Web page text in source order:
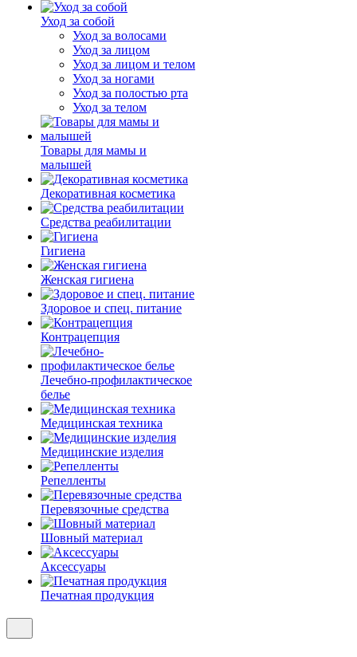
Уход за собой
Уход за волосами
Уход за лицом
Уход за лицом и телом
Уход за ногами
Уход за полостью рта
Уход за телом
Товары для мамы и
малышей
Декоративная косметика
Средства реабилитации
Гигиена
Женская гигиена
Здоровое и спец. питание
Контрацепция
Лечебно-профилактическое
белье
Медицинская техника
Медицинские изделия
Репелленты
Перевязочные средства
Шовный материал
Аксессуары
Печатная продукция